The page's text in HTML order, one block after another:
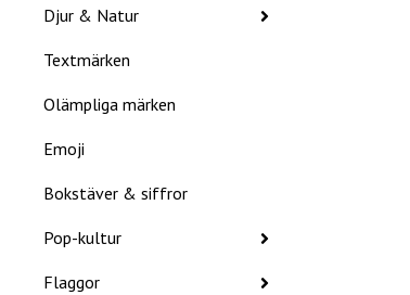
Djur & Natur
Textmärken
Olämpliga märken
Emoji
Bokstäver & siffror
Pop-kultur
Flaggor